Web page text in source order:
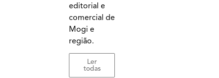
editorial e
comercial de
Mogi e
região.
Ler
todas